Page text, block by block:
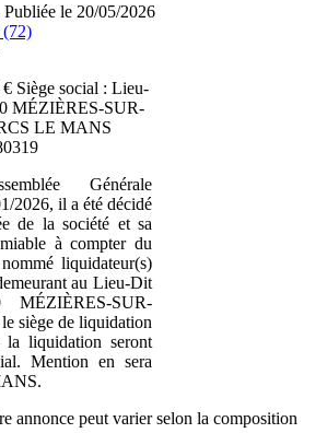
le 20/05/2026
Siège social : Lieu-
MÉZIÈRES-SUR-
LE MANS
Générale
2026, il a été décidé
de la société et sa
à compter du
liquidateur(s)
au Lieu-Dit
SUR-
siège de liquidation
la liquidation seront
Mention en sera
annonce peut varier selon la composition